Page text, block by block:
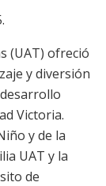
(UAT) ofreció
y diversión
Victoria.
y de la
UAT y la
de